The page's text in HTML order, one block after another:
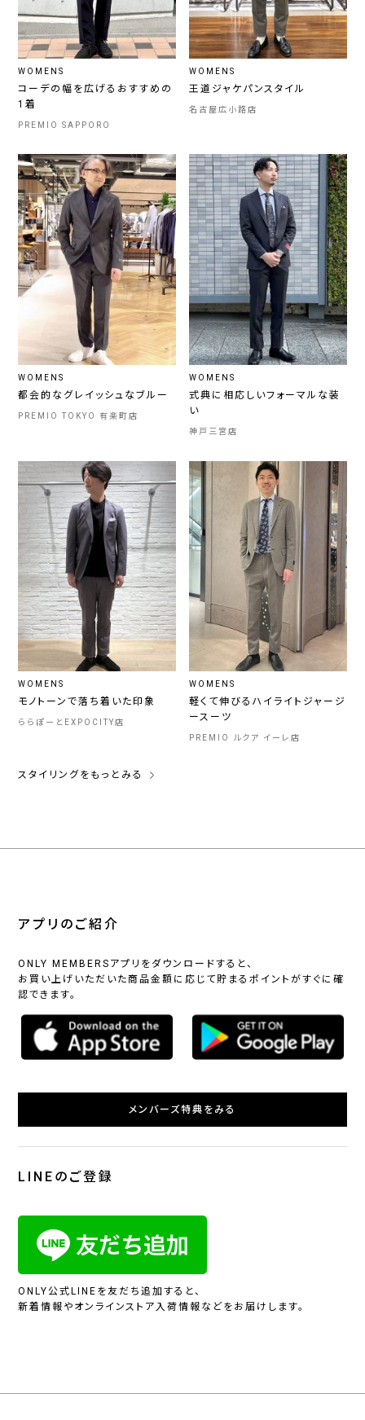
WOMENS
コーデの幅を広げるおすすめの
1着
PREMIO SAPPORO
WOMENS
王道ジャケパンスタイル
名古屋広小路店
WOMENS
都会的なグレイッシュなブルー
PREMIO TOKYO 有楽町店
WOMENS
式典に相応しいフォーマルな装
い
神戸三宮店
WOMENS
モノトーンで落ち着いた印象
ららぽーとEXPOCITY店
WOMENS
軽くて伸びるハイライトジャージ
ースーツ
PREMIO ルクア イーレ店
スタイリングをもっとみる
アプリのご紹介
ONLY MEMBERSアプリをダウンロードすると、
お買い上げいただいた商品金額に応じて貯まるポイントがすぐに確
認できます。
メンバーズ特典をみる
LINEのご登録
ONLY公式LINEを友だち追加すると、
新着情報やオンラインストア入荷情報などをお届けします。